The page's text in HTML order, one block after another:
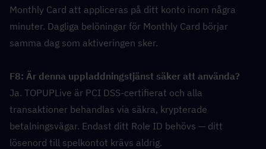
Monthly Card att appliceras på ditt konto inom några
minuter. Dagliga belöningar för Monthly Card börjar
samma dag som aktiveringen sker.
F8: Är denna uppladdningstjänst säker att använda?
Ja. TOPUPLive är PCI DSS-certifierat och alla
transaktioner behandlas via säkra, krypterade
betalningsvägar. Endast ditt Role ID behövs — ditt
lösenord till spelkontot krävs aldrig.